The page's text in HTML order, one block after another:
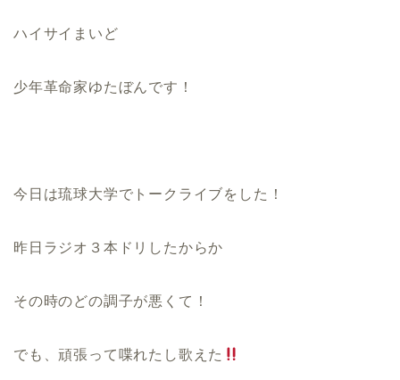
ハイサイまいど
少年革命家ゆたぼんです！
今日は琉球大学でトークライブをした！
昨日ラジオ３本ドリしたからか
その時のどの調子が悪くて！
でも、頑張って喋れたし歌えた